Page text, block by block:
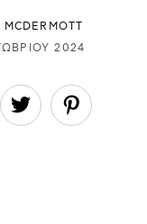
MCDERMOTT
2024